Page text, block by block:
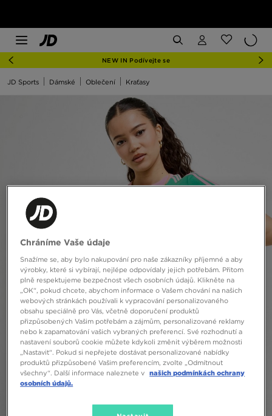
NEW IN Podívejte se
JD Sports Dámské Oblečení Kraťasy
Chráníme Vaše údaje
Snažíme se, aby bylo nakupování pro naše zákazníky příjemné a aby
výrobky, které si vybírají, nejlépe odpovídaly jejich potřebám. Přitom
plně respektujeme bezpečnost všech osobních údajů. Klikněte na
„OK“, pokud chcete, abychom informace o Vašem chování na našich
webových stránkách používali k vypracování personalizovaného
obsahu speciálně pro Vás, včetně doporučení produktů
přizpůsobených Vašim potřebám a zájmům, personalizované reklamy
nebo k zapamatování vašich vybraných preferencí. Své rozhodnutí a
nastavení souborů cookie můžete kdykoli změnit výběrem možnosti
„Nastavit“. Pokud si nepřejete dostávat personalizované nabídky
produktů přizpůsobené Vašim preferencím, zvolte „Odmítnout
všechny“. Další informace naleznete v našich podmínkách ochrany
osobních údajů.